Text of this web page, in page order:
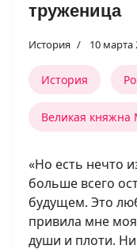
труженица
История 10 марта
История
Великая
«Но есть нечто
больше всего
будущем. Это
привила мне
души и плоти.